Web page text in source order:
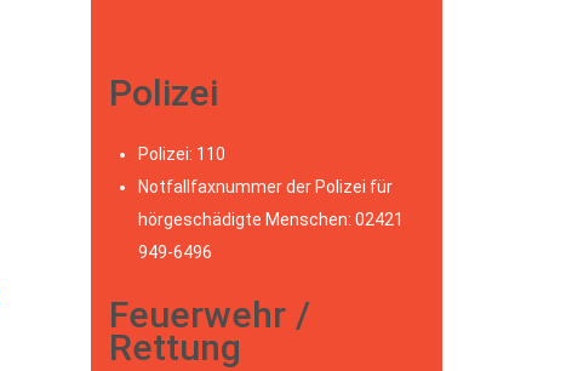
Polizei
Polizei: 110
Notfallfaxnummer der Polizei für
hörgeschädigte Menschen: 02421
949-6496
Feuerwehr /
Rettung